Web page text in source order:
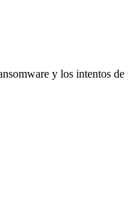
y los intentos